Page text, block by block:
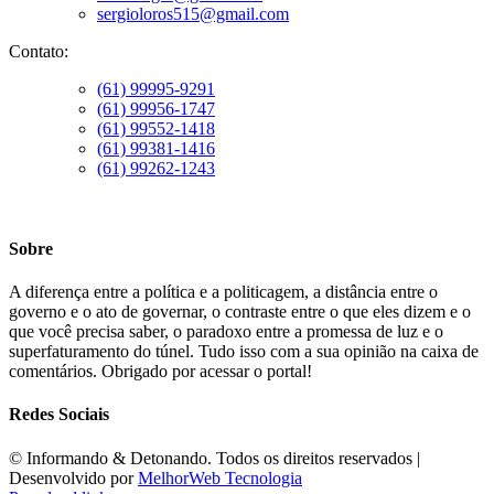
sergioloros515@gmail.com
Contato:
(61) 99995-9291
(61) 99956-1747
(61) 99552-1418
(61) 99381-1416
(61) 99262-1243
Sobre
A diferença entre a política e a politicagem, a distância entre o
governo e o ato de governar, o contraste entre o que eles dizem e o
que você precisa saber, o paradoxo entre a promessa de luz e o
superfaturamento do túnel. Tudo isso com a sua opinião na caixa de
comentários. Obrigado por acessar o portal!
Redes Sociais
©️ Informando & Detonando. Todos os direitos reservados |
Desenvolvido porMelhorWeb Tecnologia